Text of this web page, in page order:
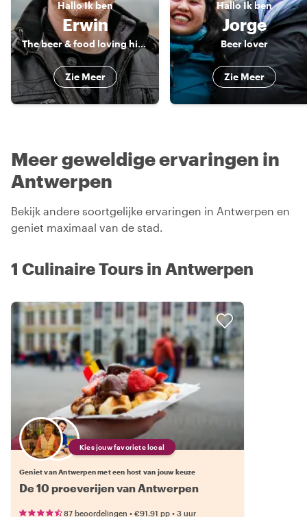
HalloIk ben
Erwin
The beer & food loving historian
Zie Meer
HalloIk ben
Jorge
Beer lover
Zie Meer
Meer geweldige ervaringen in
Antwerpen
Bekijk andere soortgelijke ervaringen in Antwerpen en
geniet maximaal van de stad.
1 Culinaire Tours in Antwerpen
Kies jouw favoriete local
Geniet van Antwerpen met een host van jouw keuze
De 10 proeverijen van Antwerpen
87 beoordelingen • €91.91 pp • 3 uur